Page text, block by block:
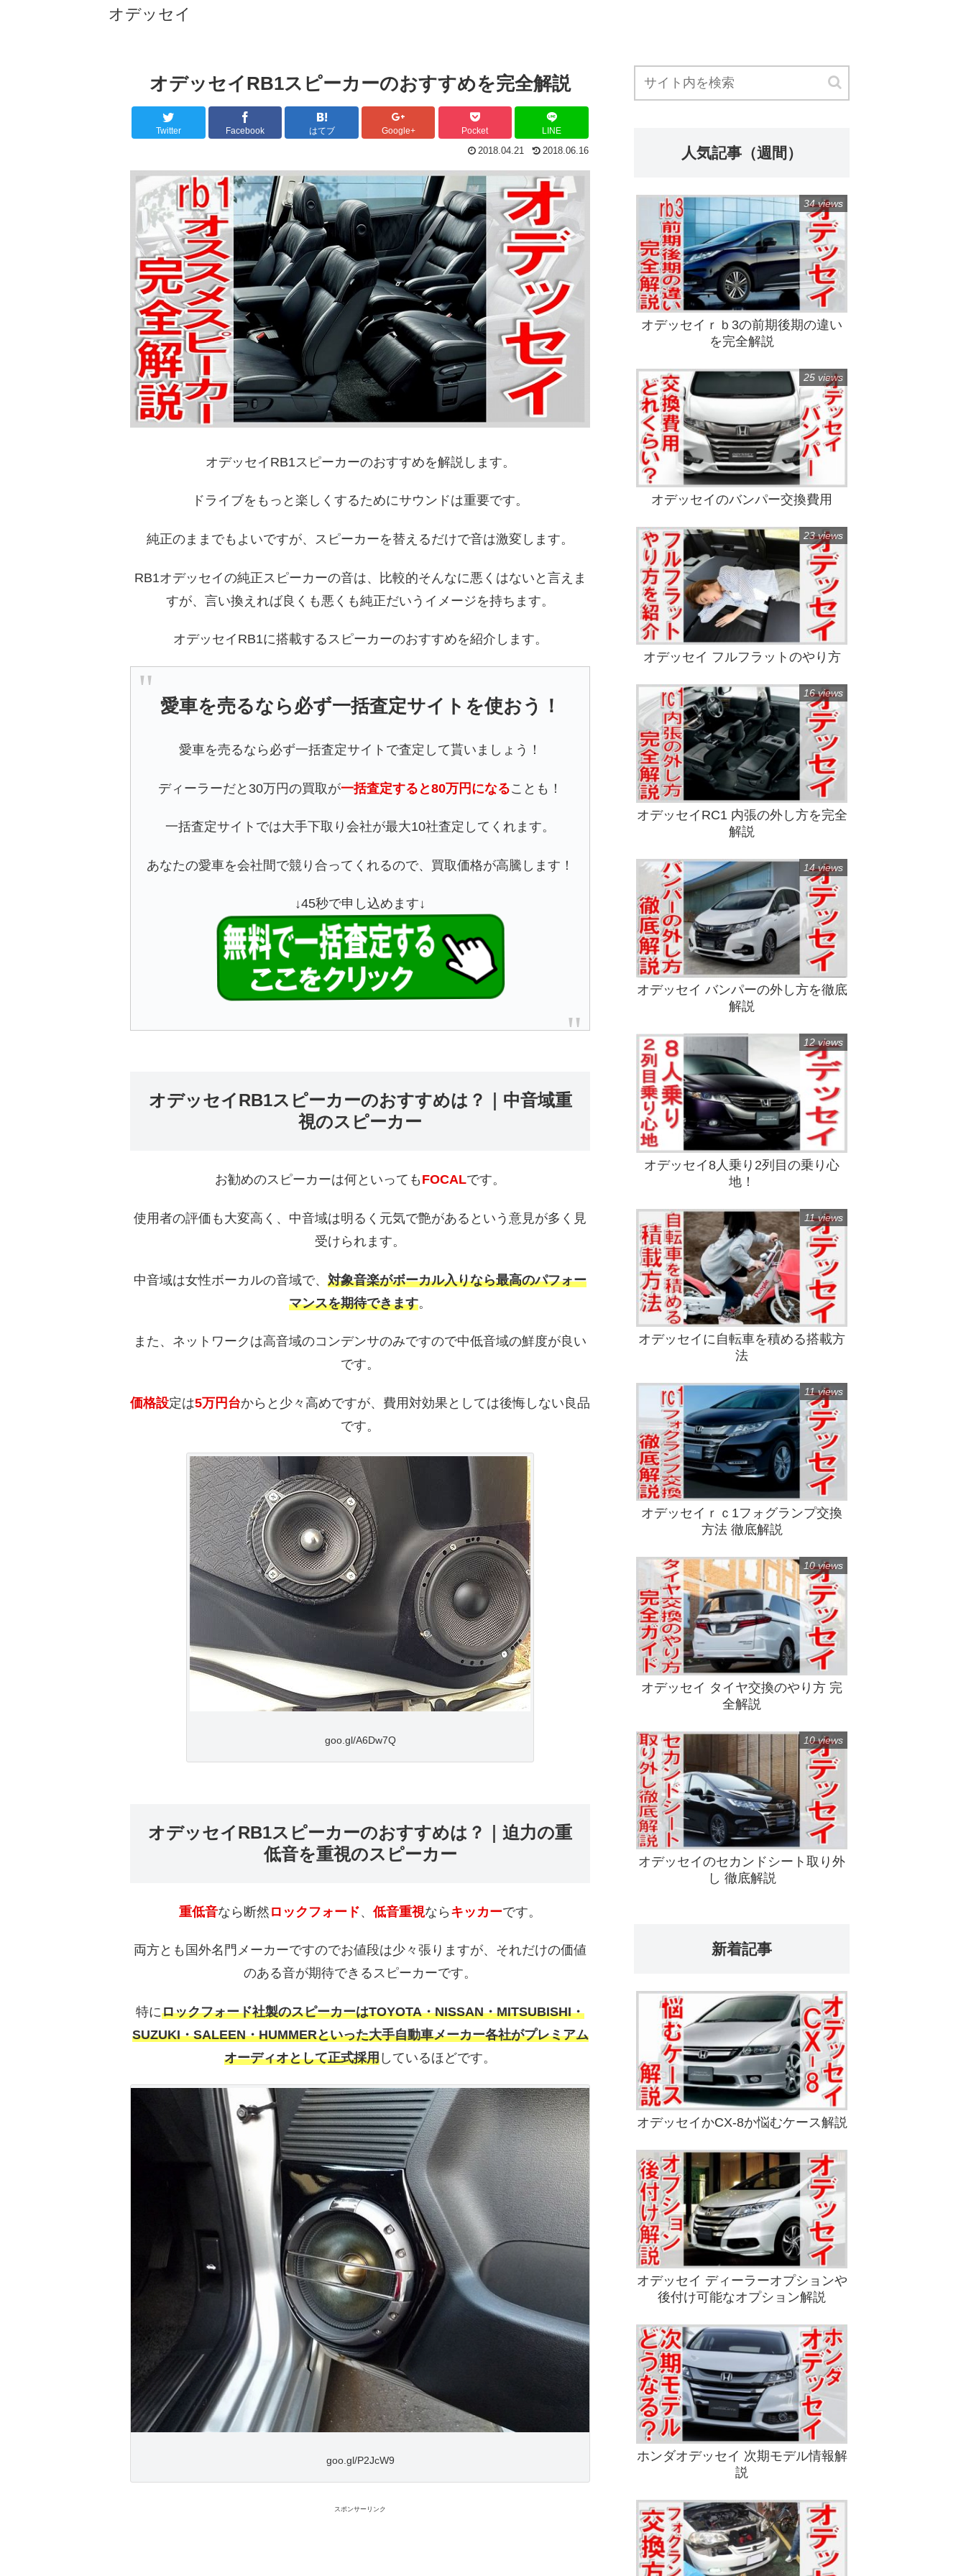
オデッセイ
オデッセイRB1スピーカーのおすすめを完全解説
Twitter Facebook はてブ Google+ Pocket LINE
2018.04.21 2018.06.16
オデッセイRB1スピーカーのおすすめを解説します。
ドライブをもっと楽しくするためにサウンドは重要です。
純正のままでもよいですが、スピーカーを替えるだけで音は激変します。
RB1オデッセイの純正スピーカーの音は、比較的そんなに悪くはないと言えま
すが、言い換えれば良くも悪くも純正だいうイメージを持ちます。
オデッセイRB1に搭載するスピーカーのおすすめを紹介します。
愛車を売るなら必ず一括査定サイトを使おう！
愛車を売るなら必ず一括査定サイトで査定して貰いましょう！
ディーラーだと30万円の買取が一括査定すると80万円になることも！
一括査定サイトでは大手下取り会社が最大10社査定してくれます。
あなたの愛車を会社間で競り合ってくれるので、買取価格が高騰します！
↓45秒で申し込めます↓
オデッセイRB1スピーカーのおすすめは？｜中音域重
視のスピーカー
お勧めのスピーカーは何といっても FOCALです。
使用者の評価も大変高く、中音域は明るく元気で艶があるという意見が多く見
受けられます。
中音域は女性ボーカルの音域で、 対象音楽がボーカル入りなら最高のパフォー
マンスを期待できます。
また、ネットワークは高音域のコンデンサのみですので中低音域の鮮度が良い
です。
価格設定は5万円台からと少々高めですが、費用対効果としては後悔しない良品
です。
goo.gl/A6Dw7Q
オデッセイRB1スピーカーのおすすめは？｜迫力の重
低音を重視のスピーカー
重低音なら断然 ロックフォード、 低音重視なら キッカーです。
両方とも国外名門メーカーですのでお値段は少々張りますが、それだけの価値
のある音が期待できるスピーカーです。
特にロックフォード社製のスピーカーはTOYOTA・NISSAN・MITSUBISHI・
SUZUKI・SALEEN・HUMMERといった大手自動車メーカー各社がプレミアム
オーディオとして正式採用 しているほどです。
goo.gl/P2JcW9
スポンサーリンク
人気記事（週間）
オデッセイｒｂ3の前期後期の違い
を完全解説
34 views
オデッセイのバンパー交換費用
25 views
オデッセイ フルフラットのやり方
23 views
オデッセイRC1 内張の外し方を完全
解説
16 views
オデッセイ バンパーの外し方を徹底
解説
14 views
オデッセイ8人乗り2列目の乗り心
地！
12 views
オデッセイに自転車を積める搭載方
法
11 views
オデッセイｒｃ1フォグランプ交換
方法 徹底解説
11 views
オデッセイ タイヤ交換のやり方 完
全解説
10 views
オデッセイのセカンドシート取り外
し 徹底解説
10 views
新着記事
オデッセイかCX-8か悩むケース解説
オデッセイ ディーラーオプションや
後付け可能なオプション解説
ホンダオデッセイ 次期モデル情報解
説